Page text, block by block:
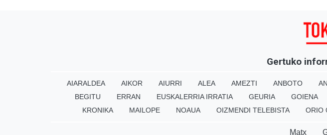
Gertuko
AIARALDEA AIKOR AIURRI ALEA AMEZTI ANBOTO
BEGITU
ERRAN EUSKALERRIA IRRATIA GEURIA GOIENA
KRONIKA
MAILOPE NOAUA OIZMENDI TELEBISTA ORIO
Matx